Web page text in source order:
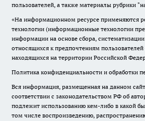
пользователей, а также материалы рубрики
«На информационном ресурсе применяются
технологии (информационные технологии
информации на основе сбора,
относящихся к предпочтениям
находящихся на территории Российской
Политика конфиденциальности и обработки
Вся информация, размещенная на данном
соответствии с законодательством РФ об
подлежит использованию кем-либо в какой
том числе воспроизведению,